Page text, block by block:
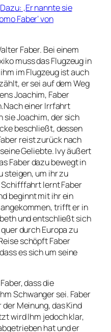
Dazu: ‚Er nannte sie
Faber‘ von
Faber. Bei einem
muss das Flugzeug in
im Flugzeug ist auch
er sei auf dem Weg
Joachim, Faber
einer Irrfahrt
sie Joachim, der sich
beschließt, dessen
reist zurück nach
Geliebte. Ivy äußert
Faber dazu bewegt in
steigen, um ihr zu
lernt Faber
beginnt mit ihr ein
trifft er in
und entschließt sich
durch Europa zu
schöpft Faber
es sich um seine
dass die
Schwanger sei. Faber
Meinung, das Kind
wird Ihm jedoch klar,
hat und er